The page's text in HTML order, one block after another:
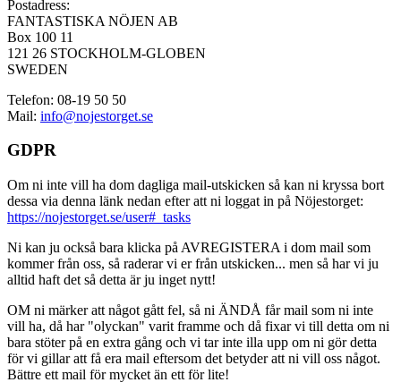
Postadress:
FANTASTISKA NÖJEN AB
Box 100 11
121 26 STOCKHOLM-GLOBEN
SWEDEN
Telefon: 08-19 50 50
Mail: info@nojestorget.se
GDPR
Om ni inte vill ha dom dagliga mail-utskicken så kan ni kryssa bort
dessa via denna länk nedan efter att ni loggat in på Nöjestorget:
https://nojestorget.se/user#_tasks
Ni kan ju också bara klicka på AVREGISTERA i dom mail som
kommer från oss, så raderar vi er från utskicken... men så har vi ju
alltid haft det så detta är ju inget nytt!
OM ni märker att något gått fel, så ni ÄNDÅ får mail som ni inte
vill ha, då har "olyckan" varit framme och då fixar vi till detta om ni
bara stöter på en extra gång och vi tar inte illa upp om ni gör detta
för vi gillar att få era mail eftersom det betyder att ni vill oss något.
Bättre ett mail för mycket än ett för lite!